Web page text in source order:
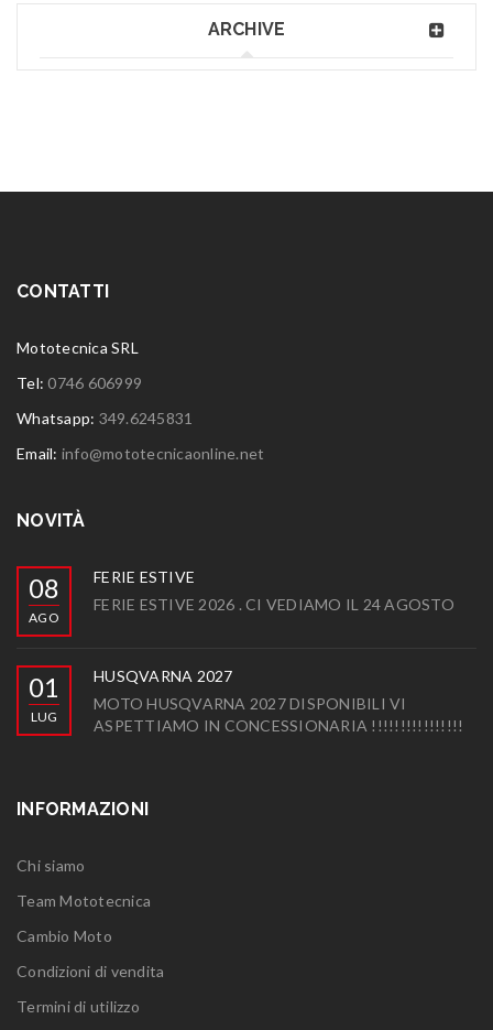
ARCHIVE
CONTATTI
Mototecnica SRL
Tel:0746 606999
Whatsapp: 349.6245831
Email: info@mototecnicaonline.net
NOVITÀ
08
AGO
FERIE ESTIVE
FERIE ESTIVE 2026 . CI VEDIAMO IL 24 AGOSTO
01
LUG
HUSQVARNA 2027
MOTO HUSQVARNA 2027 DISPONIBILI VI
ASPETTIAMO IN CONCESSIONARIA !!!!!!!!!!!!!!!!
INFORMAZIONI
Chi siamo
Team Mototecnica
Cambio Moto
Condizioni di vendita
Termini di utilizzo